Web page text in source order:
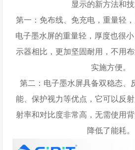
显示的新方法和技
第一：免布线、免充电，重量轻，
电子墨水屏的重量轻，厚度也很
示器相比，更加坚固耐用，不用
实施方便。
第二：电子墨水屏具备双稳态、
能、保护视力等优点，它可以反
射率和对比度非常高，无需使用
降低了能耗。